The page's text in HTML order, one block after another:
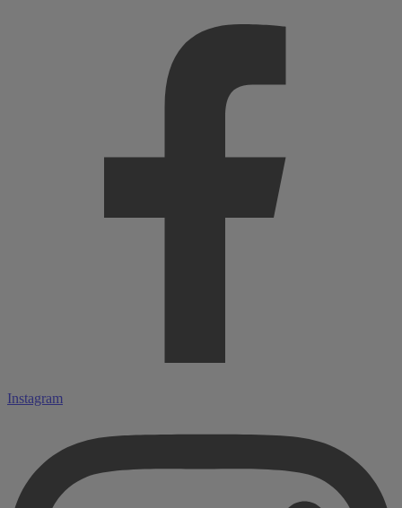
Instagram